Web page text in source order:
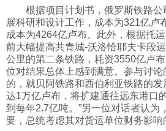
根据项目计划书，俄罗斯铁路
展科研和设计工作，成本为321亿卢
成本为4264亿卢布。此外，根据托
前大幅提高共青城-沃洛恰耶夫卡段
公里的第二条铁路，耗资3550亿卢
位对结果总体上感到满意。参与讨论
的，就贝阿铁路和西伯利亚铁路的
达1万亿卢布，将扩建通往远东港口
到每年2.7亿吨。”另一位对话者认为
要，总统考虑其对货运单位财务影响